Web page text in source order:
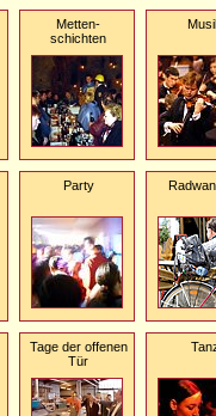
Metten-
schichten
Party
Tage der offenen
Tür